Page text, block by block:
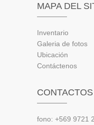
MAPA DEL
Inventario
Galeria de fotos
Ubicación
Contáctenos
CONTACTOS
fono: +569 9721